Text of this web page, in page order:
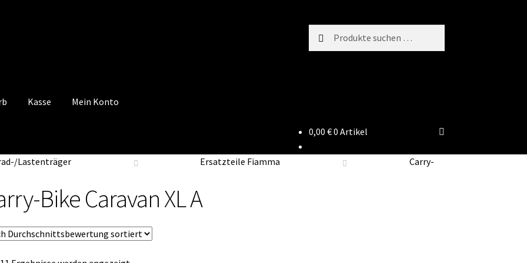
nach:
Kasse Mein Konto
0,00 €0 Artikel
Lastenträger Ersatzteile Fiamma
Carry-
Bike Caravan XL A